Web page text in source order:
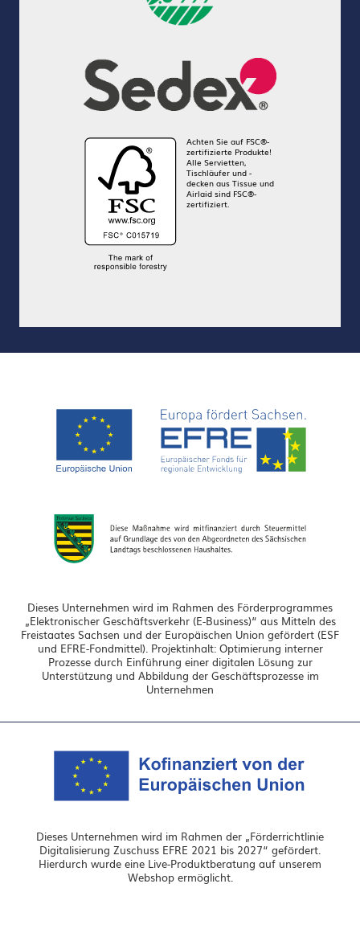
Achten Sie auf FSC®-
zertifizierte Produkte!
Alle Servietten,
Tischläufer und -
decken aus Tissue und
Airlaid sind FSC®-
zertifiziert.
Dieses Unternehmen wird im Rahmen des Förderprogrammes
„Elektronischer Geschäftsverkehr (E-Business)“ aus Mitteln des
Freistaates Sachsen und der Europäischen Union gefördert (ESF
und EFRE-Fondmittel). Projektinhalt: Optimierung interner
Prozesse durch Einführung einer digitalen Lösung zur
Unterstützung und Abbildung der Geschäftsprozesse im
Unternehmen
Dieses Unternehmen wird im Rahmen der „Förderrichtlinie
Digitalisierung Zuschuss EFRE 2021 bis 2027“ gefördert.
Hierdurch wurde eine Live-Produktberatung auf unserem
Webshop ermöglicht.